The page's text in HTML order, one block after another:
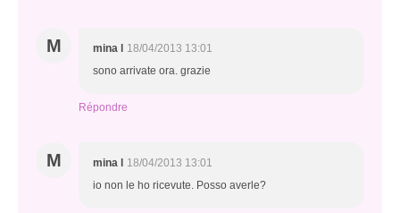
M mina l
18/04/2013 13:01
sono arrivate ora. grazie
Répondre
M mina l
18/04/2013 13:01
io non le ho ricevute. Posso averle?